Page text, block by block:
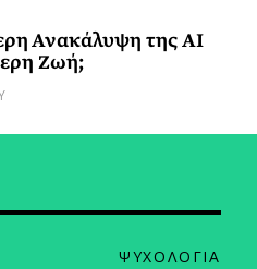
Ανακάλυψη της AI
Ζωή;
ΨΥΧΟΛΟΓΙΑ